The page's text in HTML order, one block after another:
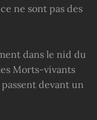
ne sont pas des
dans le nid du
Morts-vivants
devant un